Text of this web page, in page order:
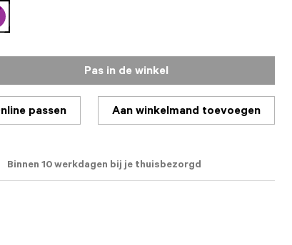
Pas in de winkel
passen Aan winkelmand toevoegen
Binnen 10 werkdagen bij je thuisbezorgd